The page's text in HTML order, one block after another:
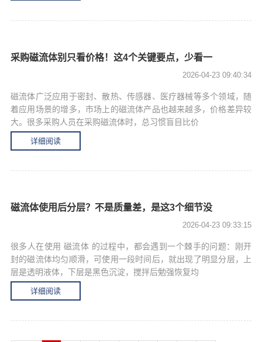
采购磁流体别只看价格！这4个关键要点，少看一
2026-04-23 09:40:34
磁流体广泛应用于密封、散热、传感器、医疗器械等多个领域，随
着应用场景的增多，市场上的磁流体产品也越来越多，价格差异较
大。很多采购人员在采购磁流体时，总习惯盲目比价
详细阅读
磁流体使用后分层？不是质量差，是这3个细节没
2026-04-23 09:33:15
很多人在使用 磁流体 的过程中，都会遇到一个棘手的问题：刚开
封的磁流体均匀顺滑，可使用一段时间后，就出现了明显分层，上
层是透明液体，下层是黑色沉淀，搅拌后勉强恢复均
详细阅读